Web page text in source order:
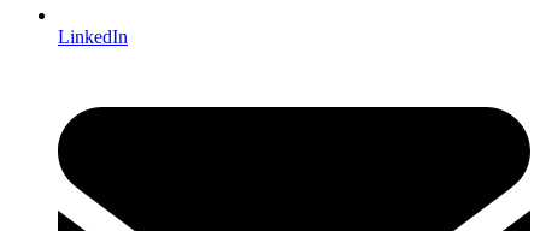
LinkedIn